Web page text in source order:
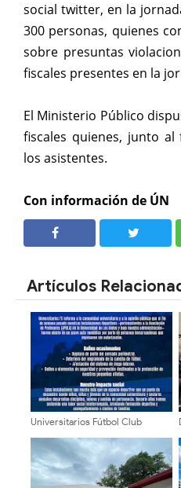
social twitter, en la
300 personas, quienes
sobre presuntas
fiscales presentes en la
El Ministerio Público
fiscales quienes, junto al
los asistentes.
Con información de ÚN
Artículos
Universitarios Fútbol Club
instalaciones deportivas